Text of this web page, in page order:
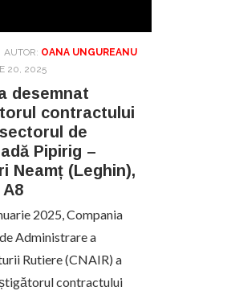
AUTOR: OANA UNGUREANU
20, 2025
desemnat
contractului
de
Pipirig –
Neamț (Leghin),
2025, Compania
Administrare a
Rutiere (CNAIR) a
contractului